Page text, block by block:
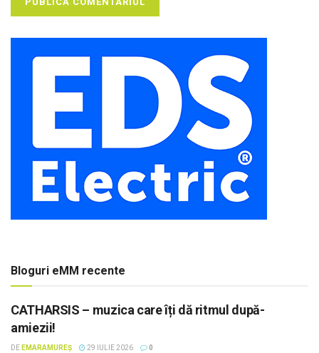
Bloguri eMM recente
CATHARSIS – muzica care îți dă ritmul după-
amiezii!
DE EMARAMUREȘ 29 IULIE 2026 0